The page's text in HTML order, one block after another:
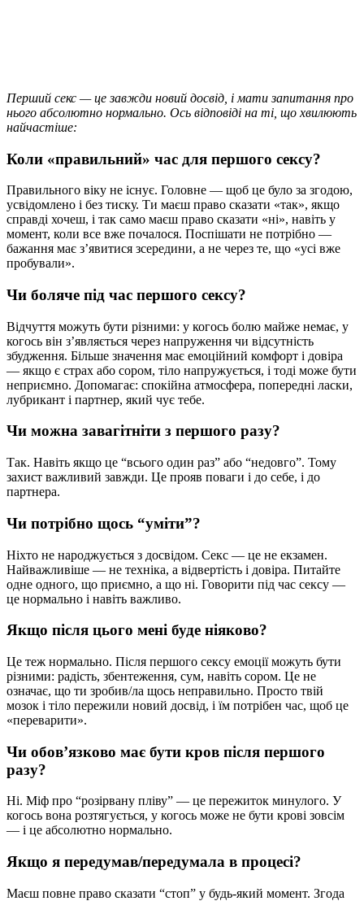
Перший секс — це завжди новий досвід, і мати запитання про
нього абсолютно нормально. Ось відповіді на ті, що хвилюють
найчастіше:
Коли «правильний» час для першого сексу?
Правильного віку не існує. Головне — щоб це було за згодою,
усвідомлено і без тиску. Ти маєш право сказати «так», якщо
справді хочеш, і так само маєш право сказати «ні», навіть у
момент, коли все вже почалося. Поспішати не потрібно —
бажання має з’явитися зсередини, а не через те, що «усі вже
пробували».
Чи боляче під час першого сексу?
Відчуття можуть бути різними: у когось болю майже немає, у
когось він з’являється через напруження чи відсутність
збудження. Більше значення має емоційний комфорт і довіра
— якщо є страх або сором, тіло напружується, і тоді може бути
неприємно. Допомагає: спокійна атмосфера, попередні ласки,
лубрикант і партнер, який чує тебе.
Чи можна завагітніти з першого разу?
Так. Навіть якщо це “всього один раз” або “недовго”. Тому
захист важливий завжди. Це прояв поваги і до себе, і до
партнера.
Чи потрібно щось “уміти”?
Ніхто не народжується з досвідом. Секс — це не екзамен.
Найважливіше — не техніка, а відвертість і довіра. Питайте
одне одного, що приємно, а що ні. Говорити під час сексу —
це нормально і навіть важливо.
Якщо після цього мені буде ніяково?
Це теж нормально. Після першого сексу емоції можуть бути
різними: радість, збентеження, сум, навіть сором. Це не
означає, що ти зробив/ла щось неправильно. Просто твій
мозок і тіло пережили новий досвід, і їм потрібен час, щоб це
«переварити».
Чи обов’язково має бути кров після першого
разу?
Ні. Міф про “розірвану пліву” — це пережиток минулого. У
когось вона розтягується, у когось може не бути крові зовсім
— і це абсолютно нормально.
Якщо я передумав/передумала в процесі?
Маєш повне право сказати “стоп” у будь-який момент. Згода